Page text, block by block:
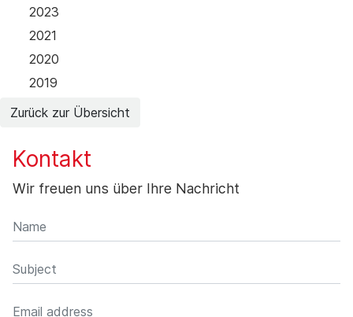
2023
2021
2020
2019
Zurück zur Übersicht
Kontakt
Wir freuen uns über Ihre Nachricht